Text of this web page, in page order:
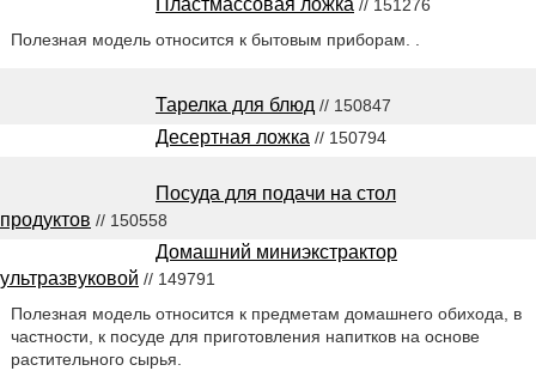
Пластмассовая ложка // 151276
Полезная модель относится к бытовым приборам. .
Тарелка для блюд // 150847
Десертная ложка // 150794
Посуда для подачи на стол
продуктов // 150558
Домашний миниэкстрактор
ультразвуковой // 149791
Полезная модель относится к предметам домашнего обихода, в
частности, к посуде для приготовления напитков на основе
растительного сырья.